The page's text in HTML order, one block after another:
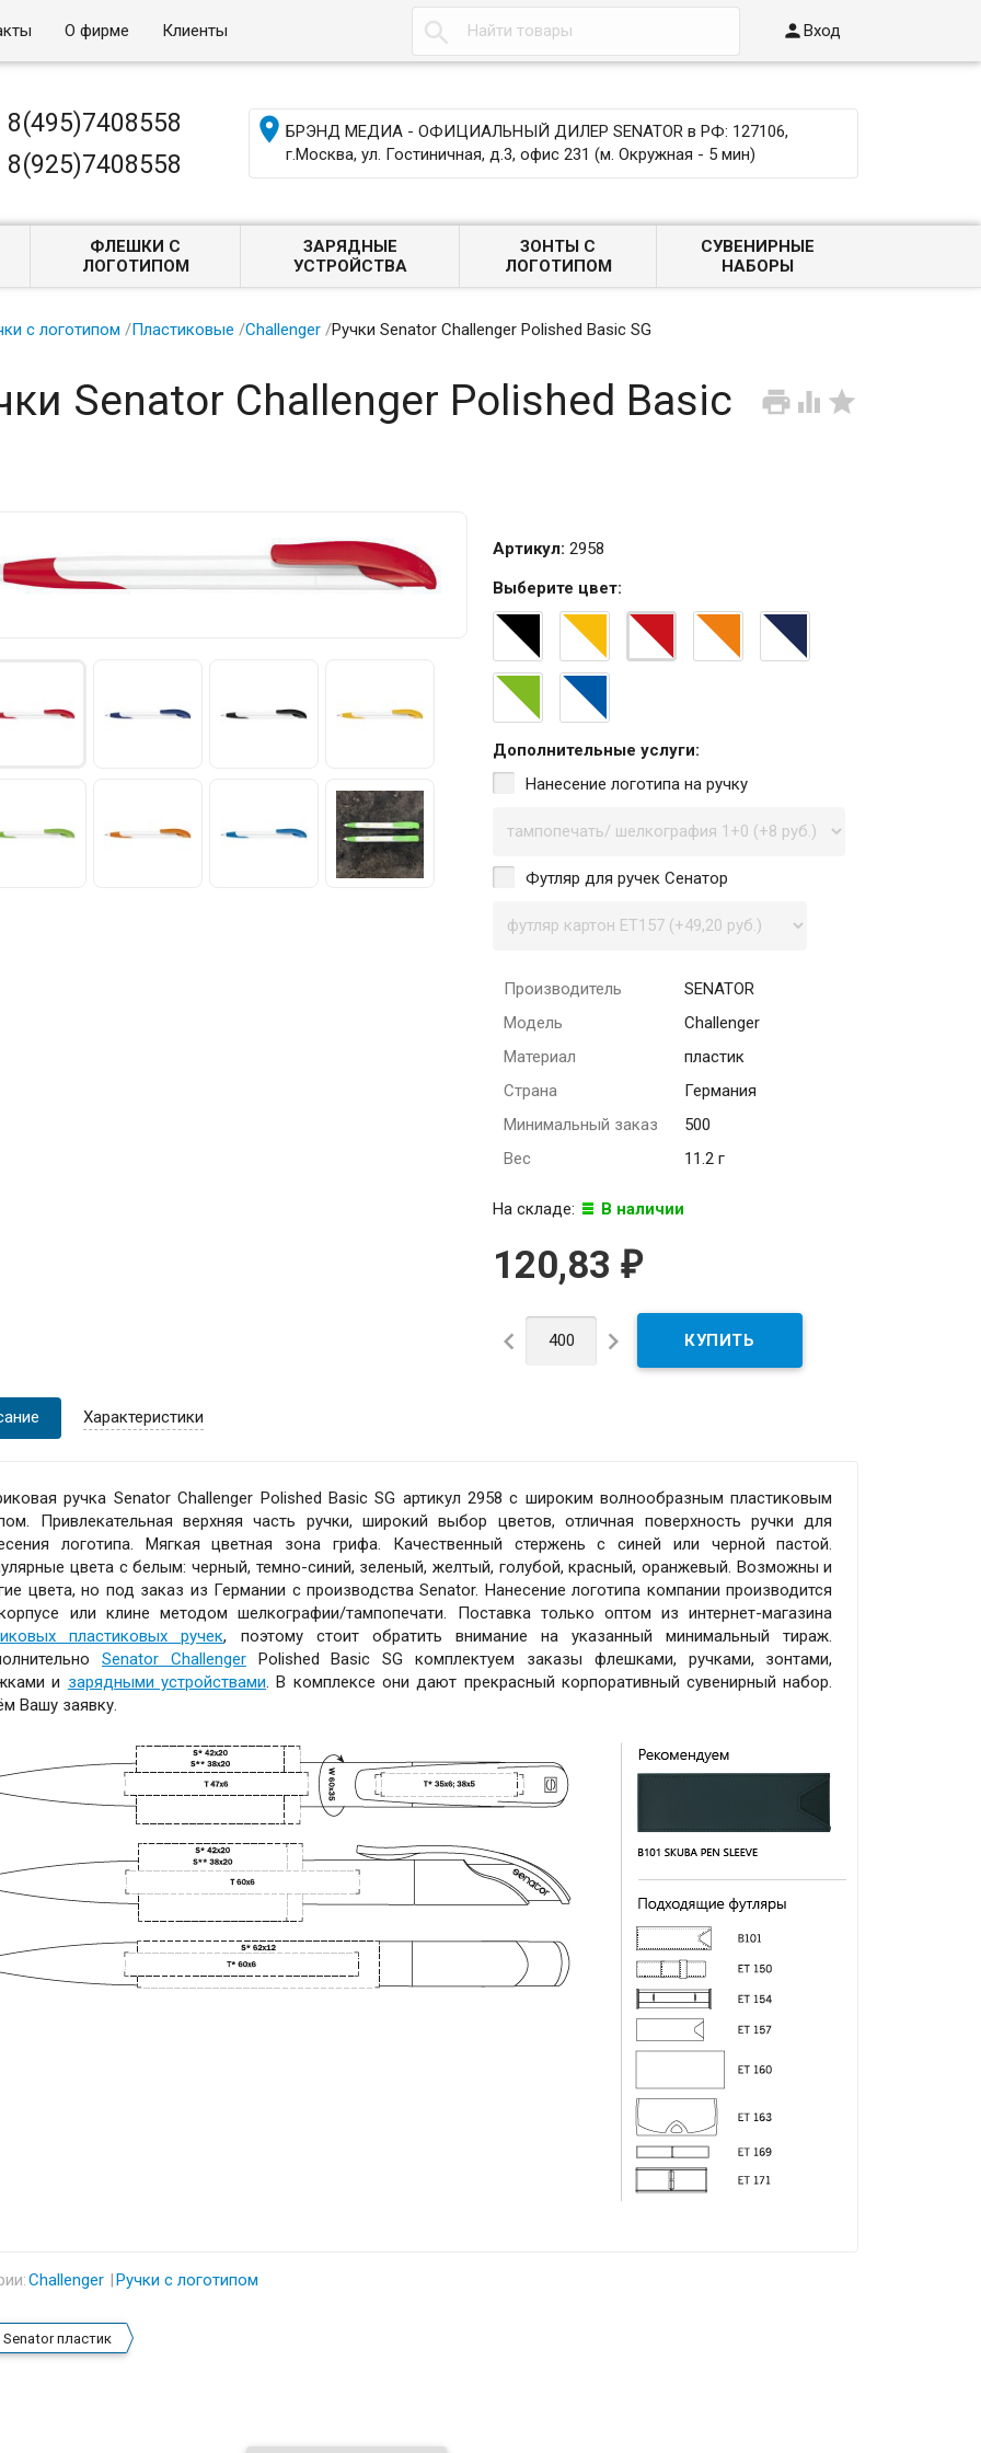
О фирме Клиенты  Вход
8(495)7408558
8(925)7408558
БРЭНД МЕДИА - ОФИЦИАЛЬНЫЙ ДИЛЕР SENATOR в РФ: 127106,
г.Москва, ул. Гостиничная, д.3, офис 231 (м. Окружная - 5 мин)
ФЛЕШКИ С
ЛОГОТИПОМ
ЗАРЯДНЫЕ
УСТРОЙСТВА
ЗОНТЫ С
ЛОГОТИПОМ
СУВЕНИРНЫЕ
НАБОРЫ
с логотипом /Пластиковые /Challenger /Ручки Senator Challenger Polished Basic SG
  
Senator Challenger Polished Basic
Артикул:2958
Выберите цвет:
Дополнительные услуги:
Нанесение логотипа на ручку
Футляр для ручек Сенатор
Производитель
SENATOR
Модель
Challenger
Материал
пластик
Страна
Германия
Минимальный заказ
500
Вес
11.2 г
На складе: В наличии
120,83₽
 
Характеристики
ручка Senator Challenger Polished Basic SG артикул 2958 с широким волнообразным пластиковым
Привлекательная верхняя часть ручки, широкий выбор цветов, отличная поверхность ручки для
логотипа. Мягкая цветная зона грифа. Качественный стержень с синей или черной пастой.
цвета с белым: черный, темно-синий, зеленый, желтый, голубой, красный, оранжевый. Возможны и
цвета, но под заказ из Германии с производства Senator. Нанесение логотипа компании производится
или клине методом шелкографии/тампопечати. Поставка только оптом из интернет-магазина
пластиковых ручек, поэтому стоит обратить внимание на указанный минимальный тираж.
Senator ChallengerPolished Basic SG комплектуем заказы флешками, ручками, зонтами,
и зарядными устройствами. В комплексе они дают прекрасный корпоративный сувенирный набор.
Вашу заявку.
Challenger Ручки с логотипом
пластик